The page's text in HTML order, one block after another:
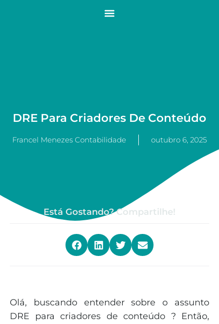
DRE Para Criadores De Conteúdo
Francel Menezes Contabilidade outubro 6, 2025
Está Gostando? Compartilhe!
Olá, buscando entender sobre o assunto
DRE para criadores de conteúdo ? Então,